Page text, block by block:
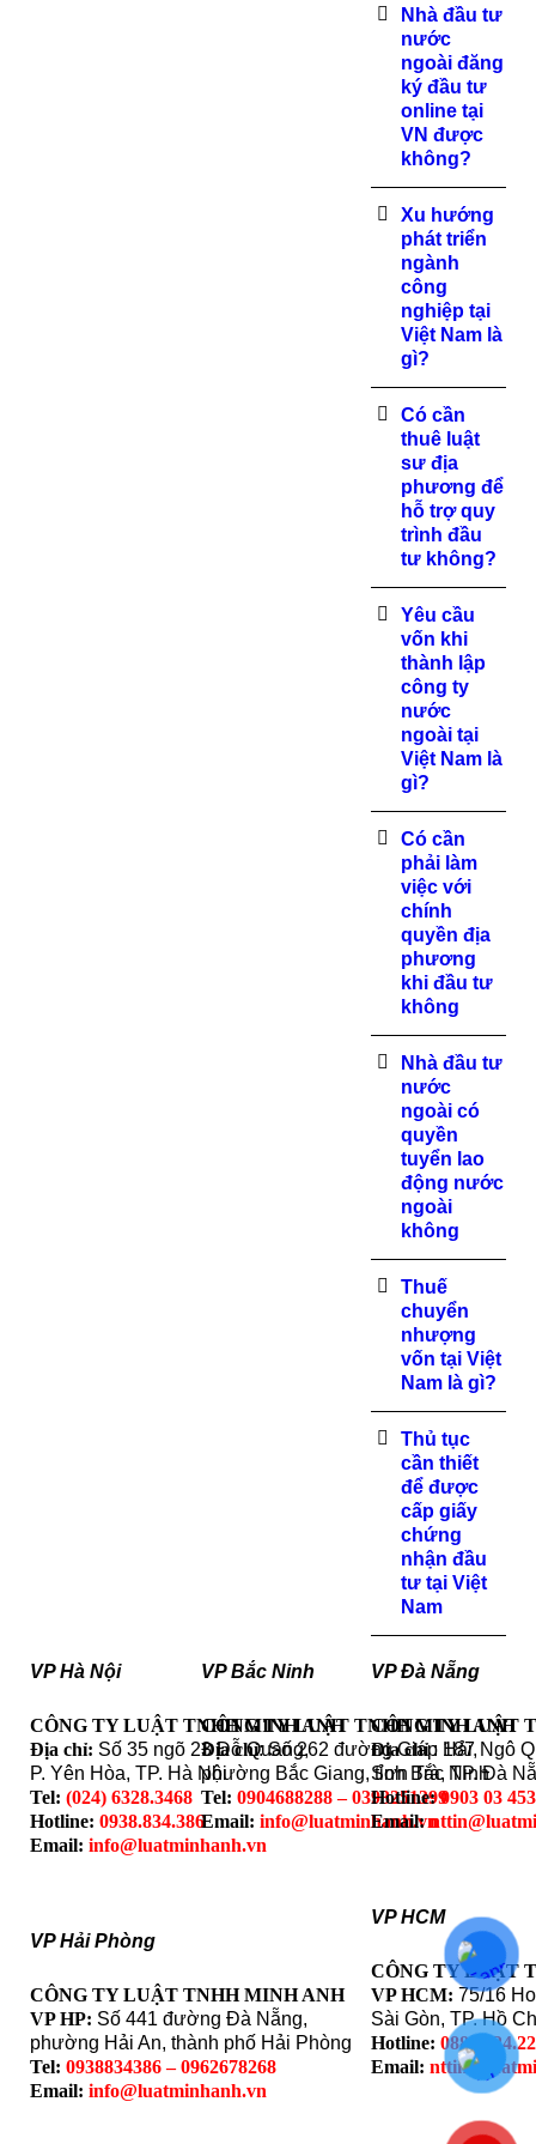
Nhà đầu tư
nước
ngoài đăng
ký đầu tư
online tại
VN được
không?
Xu hướng
phát triển
ngành
công
nghiệp tại
Việt Nam là
gì?
Có cần
thuê luật
sư địa
phương để
hỗ trợ quy
trình đầu
tư không?
Yêu cầu
vốn khi
thành lập
công ty
nước
ngoài tại
Việt Nam là
gì?
Có cần
phải làm
việc với
chính
quyền địa
phương
khi đầu tư
không
Nhà đầu tư
nước
ngoài có
quyền
tuyển lao
động nước
ngoài
không
Thuế
chuyển
nhượng
vốn tại Việt
Nam là gì?
Thủ tục
cần thiết
để được
cấp giấy
chứng
nhận đầu
tư tại Việt
Nam
VP Hà Nội
CÔNG TY LUẬT TNHH MINH ANH
Địa chỉ: Số 35 ngõ 23 Đỗ Quang,
P. Yên Hòa, TP. Hà Nội
Tel: (024) 6328.3468
Hotline: 0938.834.386
Email: info@luatminhanh.vn
VP Hải Phòng
CÔNG TY LUẬT TNHH MINH ANH
VP HP: Số 441 đường Đà Nẵng,
phường Hải An, thành phố Hải Phòng
Tel: 0938834386 – 0962678268
Email: info@luatminhanh.vn
VP Bắc Ninh
CÔNG TY LUẬT TNHH MINH ANH
Địa chỉ: Số 262 đường Giáp Hải,
phường Bắc Giang, tỉnh Bắc Ninh
Tel: 0904688288 – 0393251399
Email: info@luatminhanh.vn
VP Đà Nẵng
CÔNG TY LUẬT
Địa chỉ: 187 Ngô
Sơn Trà, TP. Đà
Hotline:0903 03
Email:
VP HCM
CÔNG TY LUẬT
VP HCM: 75/16
Sài Gòn, TP. Hồ
Hotline:
Email: